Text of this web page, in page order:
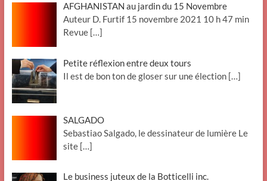
AFGHANISTAN au jardin du 15 Novembre
Auteur D. Furtif 15 novembre 2021 10 h 47 min
Revue […]
Petite réflexion entre deux tours
Il est de bon ton de gloser sur une élection […]
SALGADO
Sebastiao Salgado, le dessinateur de lumière Le
site […]
Le business juteux de la Botticelli inc.